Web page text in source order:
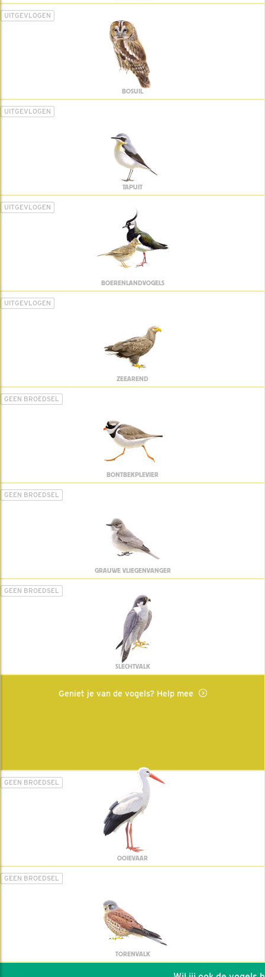
UITGEVLOGEN
BOSUIL
UITGEVLOGEN
TAPUIT
UITGEVLOGEN
BOERENLANDVOGELS
UITGEVLOGEN
ZEEAREND
GEEN BROEDSEL
BONTBEKPLEVIER
GEEN BROEDSEL
GRAUWE VLIEGENVANGER
GEEN BROEDSEL
SLECHTVALK
Geniet je van de vogels? Help mee
GEEN BROEDSEL
OOIEVAAR
GEEN BROEDSEL
TORENVALK